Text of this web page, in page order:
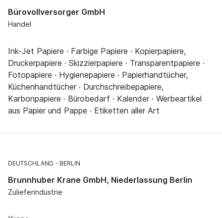
Bürovollversorger GmbH
Handel
Ink-Jet Papiere · Farbige Papiere · Kopierpapiere,
Druckerpapiere · Skizzierpapiere · Transparentpapiere ·
Fotopapiere · Hygienepapiere · Papierhandtücher,
Küchenhandtücher · Durchschreibepapiere,
Karbonpapiere · Bürobedarf · Kalender · Werbeartikel
aus Papier und Pappe · Etiketten aller Art
DEUTSCHLAND BERLIN
Brunnhuber Krane GmbH, Niederlassung Berlin
Zulieferindustrie